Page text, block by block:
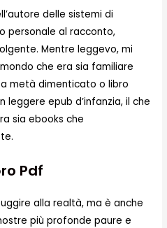
delle sistemi di
personale al racconto,
Mentre leggevo, mi
che era sia familiare
metà dimenticato o libro
epub d’infanzia, il che
sia ebooks che
Pdf
alla realtà, ma è anche
più profonde paure e